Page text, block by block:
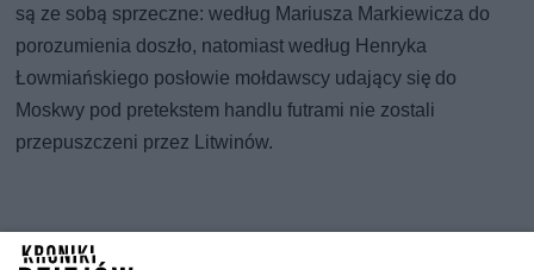
są ze sobą sprzeczne: według Mariusza Markiewicza do
porozumienia doszło, natomiast według Henryka
Łowmiańskiego posłowie mołdawscy udający się do
Moskwy pod pretekstem handlu futrami nie zostali
przepuszczeni przez Litwinów.